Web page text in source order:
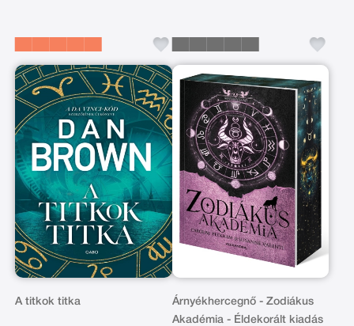
A titkok titka
Árnyékhercegnő - Zodiákus
Akadémia - Éldekorált kiadás